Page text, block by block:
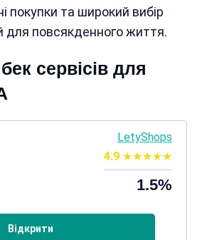
покупки та широкий вибір
для повсякденного життя.
сервісів для
LetyShops
4.9
1.5%
Відкрити